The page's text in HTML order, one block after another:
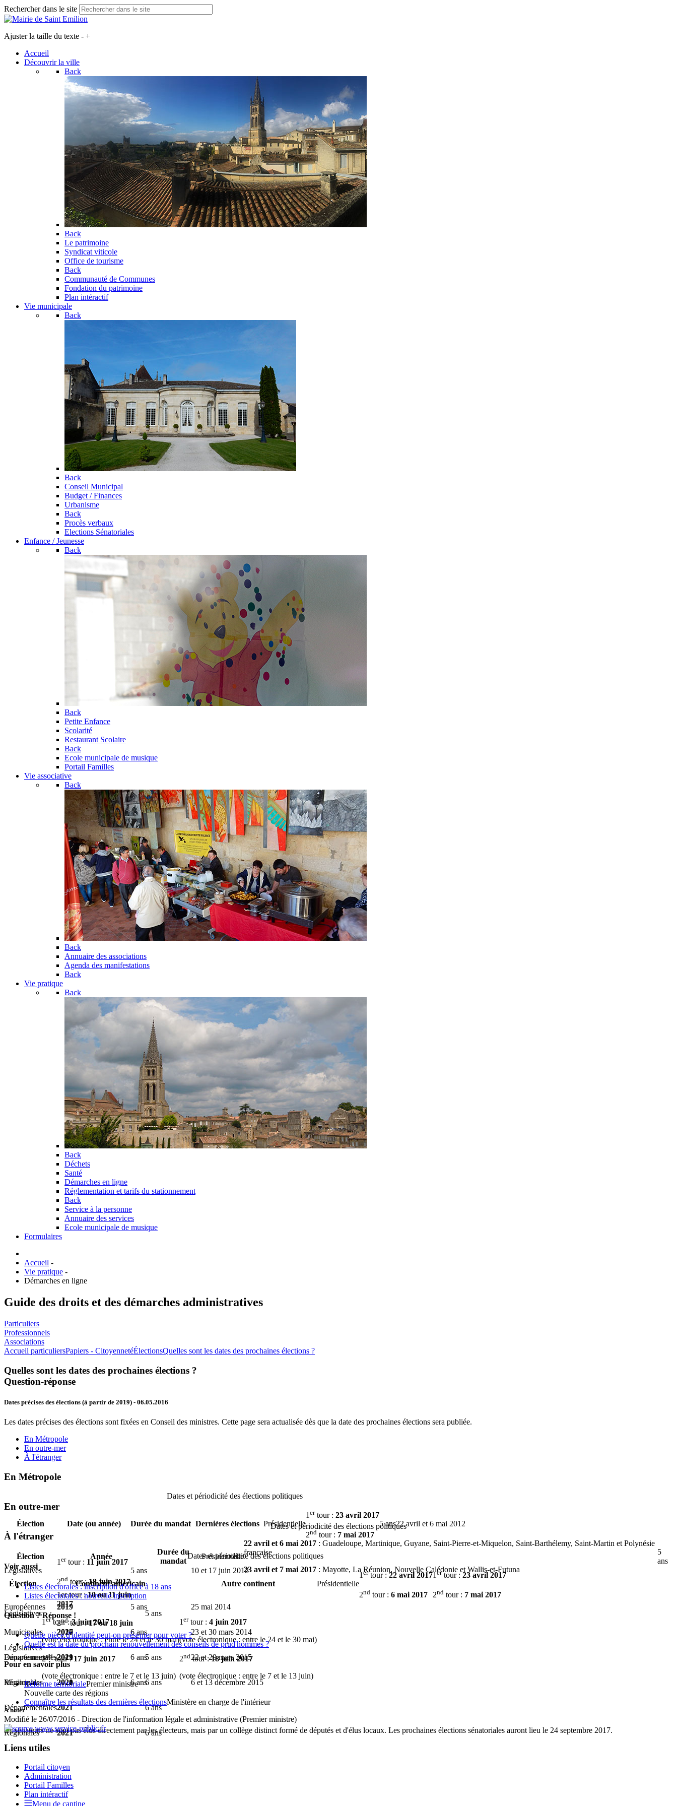
Rechercher dans le site
Ajuster la taille du texte - +
Accueil
Découvrir la ville
Back
Back
Le patrimoine
Syndicat viticole
Office de tourisme
Back
Communauté de Communes
Fondation du patrimoine
Plan intéractif
Vie municipale
Back
Back
Conseil Municipal
Budget / Finances
Urbanisme
Back
Procès verbaux
Elections Sénatoriales
Enfance / Jeunesse
Back
Back
Petite Enfance
Scolarité
Restaurant Scolaire
Back
Ecole municipale de musique
Portail Familles
Vie associative
Back
Back
Annuaire des associations
Agenda des manifestations
Back
Vie pratique
Back
Back
Déchets
Santé
Démarches en ligne
Réglementation et tarifs du stationnement
Back
Service à la personne
Annuaire des services
Ecole municipale de musique
Formulaires
Accueil -
Vie pratique -
Démarches en ligne
Guide des droits et des démarches administratives
Particuliers
Professionnels
Associations
Accueil particuliersPapiers - CitoyennetéÉlectionsQuelles sont les dates des prochaines élections ?
Quelles sont les dates des prochaines élections ?
Question-réponse
Dates précises des élections (à partir de 2019) - 06.05.2016
Les dates précises des élections sont fixées en Conseil des ministres. Cette page sera actualisée dès que la date des prochaines élections sera publiée.
En Métropole
En outre-mer
À l'étranger
En Métropole
Dates et périodicité des élections politiques
Élection Date (ou année) Durée du mandat Dernières élections Présidentielle
1ertour : 23 avril 2017
2nd tour : 7 mai 2017
5 ans22 avril et 6 mai 2012
Législatives
1ertour : 11 juin 2017
2nd tour :18 juin 2017
5 ans 10 et 17 juin 2012
Européennes 2019 5 ans 25 mai 2014
Municipales 2020 6 ans 23 et 30 mars 2014
Départementales2021 6 ans 22 et 29 mars 2015
Régionales 2021 6 ans 6 et 13 décembre 2015
À noter
les sénateurs ne sont pas élus directement par les électeurs, mais par un collège distinct formé de députés et d'élus locaux. Les prochaines élections sénatoriales auront lieu le 24 septembre 2017.
En outre-mer
Dates et périodicité des élections politiques
Élection Année
Durée du
mandat
Présidentielle
22 avril et 6 mai 2017 : Guadeloupe, Martinique, Guyane, Saint-Pierre-et-Miquelon, Saint-Barthélemy, Saint-Martin et Polynésie
française
23 avril et 7 mai 2017 : Mayotte, La Réunion, Nouvelle Calédonie et Wallis-et-Futuna
5
ans
Législatives
1er tour :10 ou 11 juin
2017
2ndtour :17 ou 18 juin
2017
5 ans
Européennes 2019 5 ans
Municipales 2020 6 ans
Départementales2021 6 ans
Régionales 2021 6 ans
À l'étranger
Dates et périodicité des élections politiques
Élection Continent américain Autre continent Présidentielle
1ertour : 22 avril 2017
2nd tour : 6 mai 2017
1ertour : 23 avril 2017
2nd tour : 7 mai 2017
Législatives
1ertour :3 juin 2017
(vote électronique : entre le 24 et le 30 mai)
2ndtour :17 juin 2017
(vote électronique : entre le 7 et le 13 juin)
1ertour : 4 juin 2017
(vote électronique : entre le 24 et le 30 mai)
2ndtour :18 juin 2017
(vote électronique : entre le 7 et le 13 juin)
Voir aussi
Listes électorales : inscription d'office à 18 ans
Listes électorales : nouvelle inscription
Question ? Réponse !
Quelle pièce d'identité peut-on présenter pour voter ?
Quelle est la date du prochain renouvellement des conseils de prud'hommes ?
Pour en savoir plus
Réforme territorialePremier ministre
Nouvelle carte des régions
Connaître les résultats des dernières électionsMinistère en charge de l'intérieur
Modifié le 26/07/2016 - Direction de l'information légale et administrative (Premier ministre)
Liens utiles
Portail citoyen
Administration
Portail Familles
Plan intéractif
Menu de cantine